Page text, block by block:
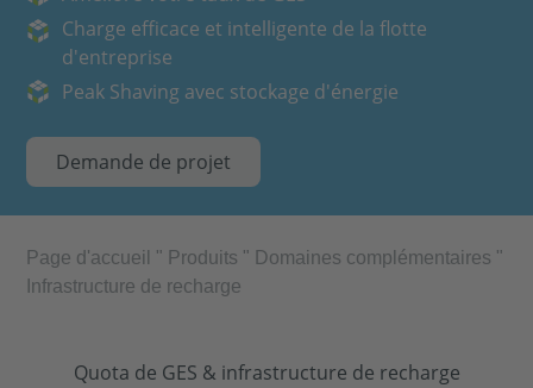
Charge efficace et intelligente de la flotte
d'entreprise
Peak Shaving avec stockage d'énergie
Demande de projet
Page d'accueil " Produits " Domaines complémentaires "
Infrastructure de recharge